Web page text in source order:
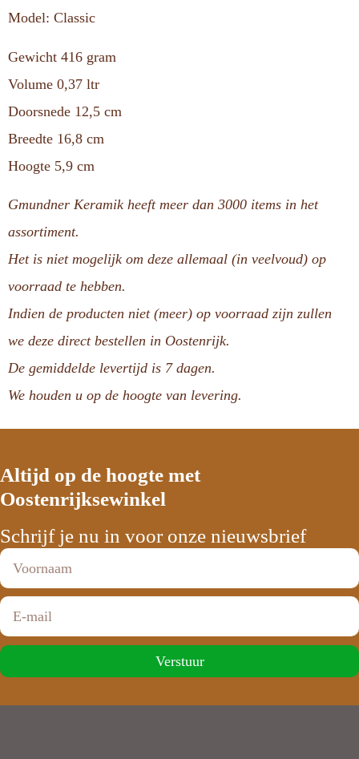
Model: Classic
Gewicht 416 gram
Volume 0,37 ltr
Doorsnede 12,5 cm
Breedte 16,8 cm
Hoogte 5,9 cm
Gmundner Keramik heeft meer dan 3000 items in het
assortiment.
Het is niet mogelijk om deze allemaal (in veelvoud) op
voorraad te hebben.
Indien de producten niet (meer) op voorraad zijn zullen
we deze direct bestellen in Oostenrijk.
De gemiddelde levertijd is 7 dagen.
We houden u op de hoogte van levering.
Altijd op de hoogte met
Oostenrijksewinkel
Schrijf je nu in voor onze nieuwsbrief
Verstuur